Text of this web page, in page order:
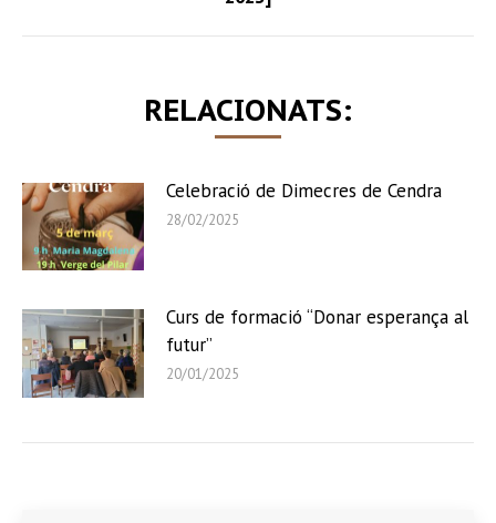
post:
RELACIONATS:
Celebració de Dimecres de Cendra
28/02/2025
Curs de formació “Donar esperança al
futur”
20/01/2025